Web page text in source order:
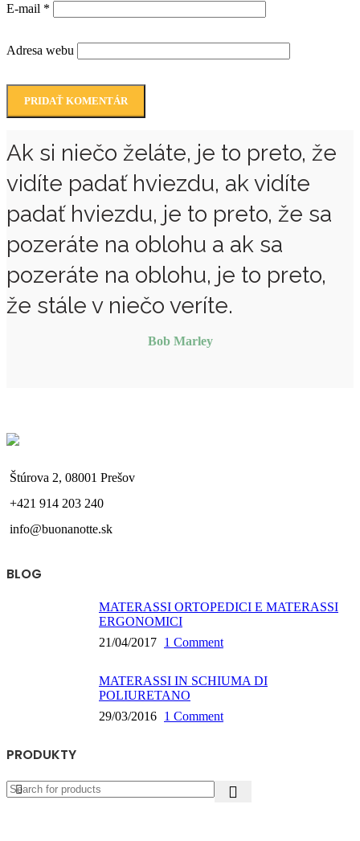
E-mail *
Adresa webu
Ak si niečo želáte, je to preto, že
vidíte padať hviezdu, ak vidíte
padať hviezdu, je to preto, že sa
pozeráte na oblohu a ak sa
pozeráte na oblohu, je to preto,
že stále v niečo veríte.
Bob Marley
Štúrova 2, 08001 Prešov
+421 914 203 240
info@buonanotte.sk
BLOG
MATERASSI ORTOPEDICI E MATERASSI
ERGONOMICI
21/04/2017 1 Comment
MATERASSI IN SCHIUMA DI
POLIURETANO
29/03/2016 1 Comment
PRODUKTY